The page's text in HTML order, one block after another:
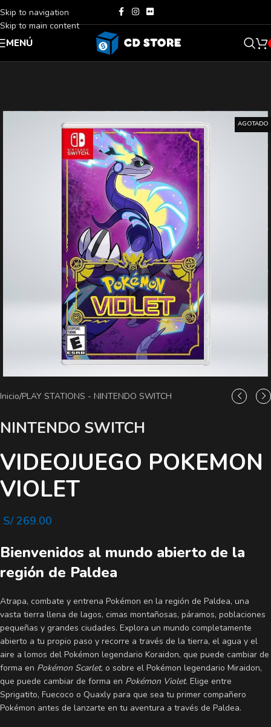
Skip to navigation
Skip to main content
MENÚ
AGOTADO
Inicio/PLAY STATIONS - NINTENDO SWITCH
NINTENDO SWITCH
VIDEOJUEGO POKEMON
VIOLET
S/269.00
Bienvenidos al mundo abierto de la
región de Paldea
Atrapa, combate y entrena Pokémon en la región de Paldea, una
vasta tierra llena de lagos, cimas montañosas, páramos, poblaciones
pequeñas y grandes ciudades. Explora un mundo completamente
abierto a tu propio paso y recorre a través de la tierra, el agua y el
aire a lomos del Pokémon legendario Koraidon, que puede cambiar de
forma en Pokémon Scarlet, o sobre el Pokémon legendario Miraidon,
que puede cambiar de forma en Pokémon Violet. Elige entre
Sprigatito, Fuecoco o Quaxly para que sea tu primer compañero
Pokémon antes de lanzarte en tu aventura a través de Paldea.